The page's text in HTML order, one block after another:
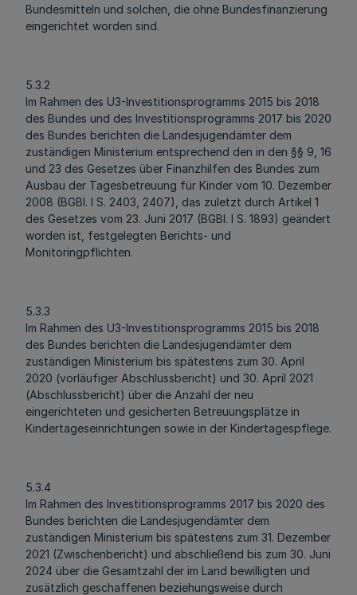
Bundesmitteln und solchen, die ohne Bundesfinanzierung
eingerichtet worden sind.
5.3.2
Im Rahmen des U3-Investitionsprogramms 2015 bis 2018
des Bundes und des Investitionsprogramms 2017 bis 2020
des Bundes berichten die Landesjugendämter dem
zuständigen Ministerium entsprechend den in den §§ 9, 16
und 23 des Gesetzes über Finanzhilfen des Bundes zum
Ausbau der Tagesbetreuung für Kinder vom 10. Dezember
2008 (BGBl. I S. 2403, 2407), das zuletzt durch Artikel 1
des Gesetzes vom 23. Juni 2017 (BGBl. I S. 1893) geändert
worden ist, festgelegten Berichts- und
Monitoringpflichten.
5.3.3
Im Rahmen des U3-Investitionsprogramms 2015 bis 2018
des Bundes berichten die Landesjugendämter dem
zuständigen Ministerium bis spätestens zum 30. April
2020 (vorläufiger Abschlussbericht) und 30. April 2021
(Abschlussbericht) über die Anzahl der neu
eingerichteten und gesicherten Betreuungsplätze in
Kindertageseinrichtungen sowie in der Kindertagespflege.
5.3.4
Im Rahmen des Investitionsprogramms 2017 bis 2020 des
Bundes berichten die Landesjugendämter dem
zuständigen Ministerium bis spätestens zum 31. Dezember
2021 (Zwischenbericht) und abschließend bis zum 30. Juni
2024 über die Gesamtzahl der im Land bewilligten und
zusätzlich geschaffenen beziehungsweise durch